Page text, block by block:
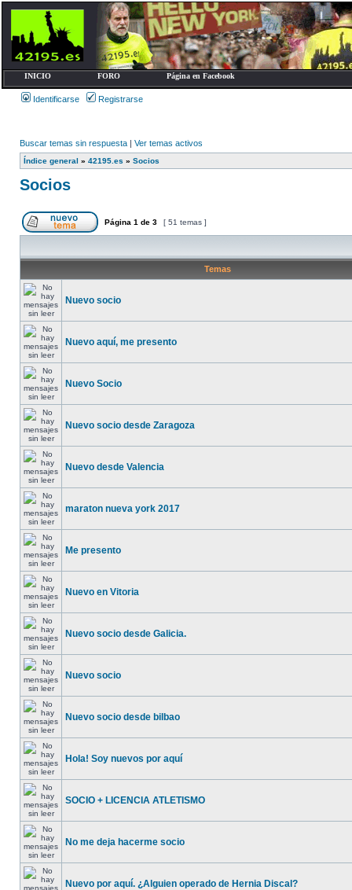
INICIO FORO Página en Facebook
Identificarse Registrarse
Buscar temas sin respuesta | Ver temas activos
Índice general » 42195.es » Socios
Socios
Página 1 de 3 [ 51 temas ]
Temas
Nuevo socio
Nuevo aquí, me presento
Nuevo Socio
Nuevo socio desde Zaragoza
Nuevo desde Valencia
maraton nueva york 2017
Me presento
Nuevo en Vitoria
Nuevo socio desde Galicia.
Nuevo socio
Nuevo socio desde bilbao
Hola! Soy nuevos por aquí
SOCIO + LICENCIA ATLETISMO
No me deja hacerme socio
Nuevo por aquí. ¿Alguien operado de Hernia Discal?